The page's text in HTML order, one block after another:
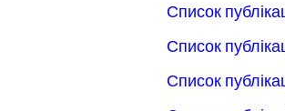
Список
Список
Список